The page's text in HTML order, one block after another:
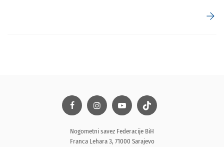
arrow_forward
Nogometni savez Federacije BiH
Franca Lehara 3, 71000 Sarajevo